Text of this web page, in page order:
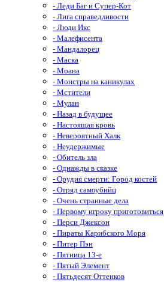
- Леди Баг и Супер-Кот
- Лига справедливости
- Люди Икс
- Малефисента
- Мандалорец
- Маска
- Моана
- Монстры на каникулах
- Мстители
- Мулан
- Назад в будущее
- Настоящая кровь
- Невероятный Халк
- Неудержимые
- Обитель зла
- Однажды в сказке
- Орудия смерти: Город костей
- Отряд самоубийц
- Очень странные дела
- Первому игроку приготовиться
- Перси Джексон
- Пираты Карибского Моря
- Питер Пэн
- Пятница 13-е
- Пятый Элемент
- Пятьдесят Оттенков